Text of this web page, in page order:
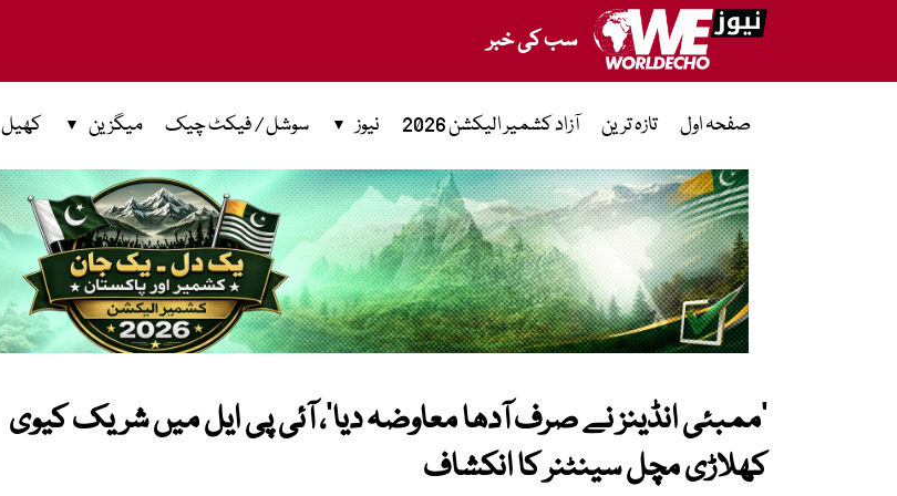
سب کی خبر
صفحہ اول تازہ ترین آزاد کشمیر الیکشن 2026 نیوز سوشل / فیکٹ چیک میگزین کھیل
‘ممبئی انڈینز نے صرف آدھا معاوضہ دیا’، آئی پی ایل میں شریک کیوی
کھلاڑی مچل سینٹنر کا انکشاف